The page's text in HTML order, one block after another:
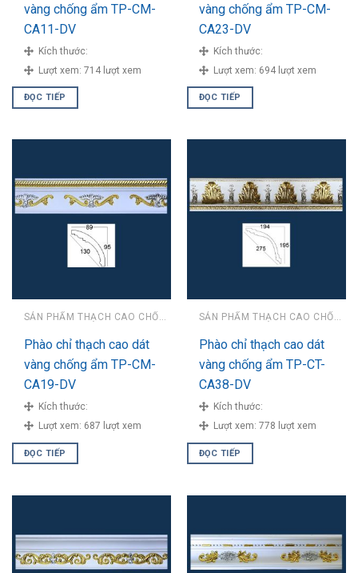
vàng chống ẩm TP-CM-
CA11-DV
Kích thước:
Lượt xem: 714 lượt xem
ĐỌC TIẾP
vàng chống ẩm TP-CM-
CA23-DV
Kích thước:
Lượt xem: 694 lượt xem
ĐỌC TIẾP
Phào chỉ thạch cao dát
vàng chống ẩm TP-CM-
CA19-DV
Kích thước:
Lượt xem: 687 lượt xem
ĐỌC TIẾP
Phào chỉ thạch cao dát
vàng chống ẩm TP-CT-
CA38-DV
Kích thước:
Lượt xem: 778 lượt xem
ĐỌC TIẾP